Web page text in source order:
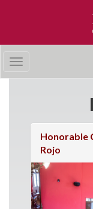
Toggle
Honorable
Rojo
Páginas